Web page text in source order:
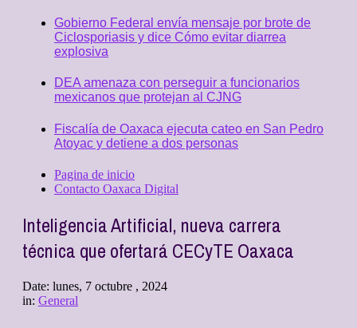
Gobierno Federal envía mensaje por brote de
Ciclosporiasis y dice Cómo evitar diarrea
explosiva
DEA amenaza con perseguir a funcionarios
mexicanos que protejan al CJNG
Fiscalía de Oaxaca ejecuta cateo en San Pedro
Atoyac y detiene a dos personas
Pagina de inicio
Contacto Oaxaca Digital
Inteligencia Artificial, nueva carrera
técnica que ofertará CECyTE Oaxaca
Date: lunes, 7 octubre , 2024
in: General